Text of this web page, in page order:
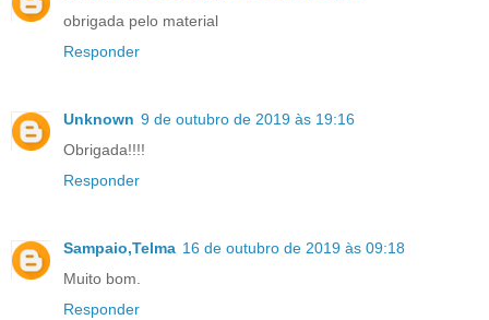
obrigada pelo material
Responder
Unknown 9 de outubro de 2019 às 19:16
Obrigada!!!!
Responder
Sampaio,Telma 16 de outubro de 2019 às 09:18
Muito bom.
Responder